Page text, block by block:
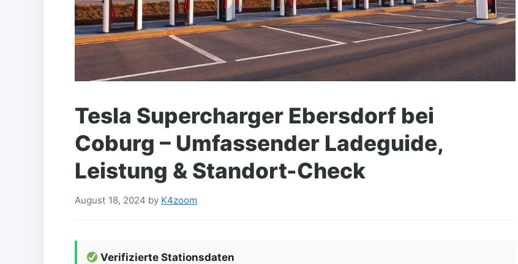
Tesla Supercharger Ebersdorf bei
Coburg – Umfassender Ladeguide,
Leistung & Standort-Check
August 18, 2024 by K4zoom
Verifizierte Stationsdaten